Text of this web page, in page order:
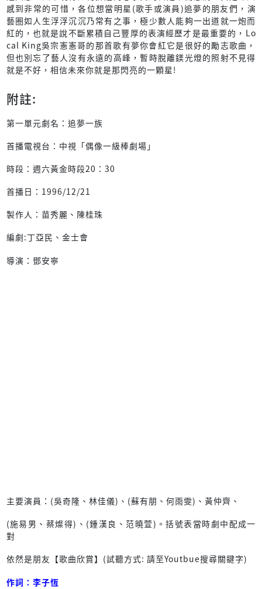
感到非常的可惜，各位想當明星(歌手或演員)追夢的朋友們，演
藝圈如人生浮浮沉沉乃常有之事，極少數人能夠一出道就一炮而
紅的，也就是說不斷累積自己豐厚的表演經歷才是最重要的，Lo
cal King吳宗憲憲哥的那首歌有夢你會紅它是很好的勵志歌曲，
但也別忘了藝人沒有永遠的高峰，暫時脫離鎂光燈的照射不見得
就是不好，相信未來你就是那閃亮的一顆星!
附註:
第一單元劇名：追夢一族
首播電視台：中視「偶像一級棒劇場」
時段：週六黃金時段20：30
首播日：1996/12/21
製作人：苗秀麗、陳桂珠
編劇:丁亞民、金士會
導演：鄧安寧
主要演員：(吳奇隆、林佳儀)、(蘇有朋、何雨雯)、黃仲齊、
(施易男、蔡燦得)、(鍾漢良、范曉萱)。括號表當時劇中配成一
對
依然是朋友【歌曲欣賞】(試聽方式: 請至Youtbue搜尋關鍵字)
作詞：李子恆